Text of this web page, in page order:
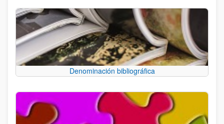
Denominación bibliográfica